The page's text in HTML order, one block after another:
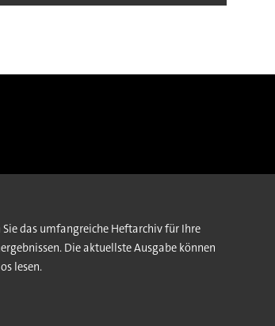
das umfangreiche Heftarchiv für Ihre
Die aktuellste Ausgabe können
lesen.